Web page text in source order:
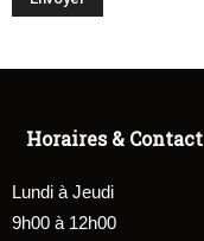
Horaires & Contact
Lundi à Jeudi
9h00 à 12h00